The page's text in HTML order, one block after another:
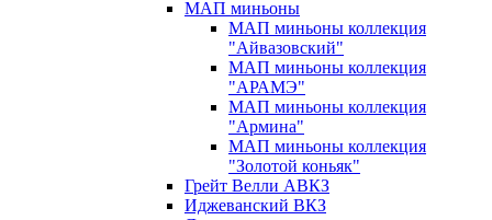
МАП миньоны
МАП миньоны коллекция
"Айвазовский"
МАП миньоны коллекция
"АРАМЭ"
МАП миньоны коллекция
"Армина"
МАП миньоны коллекция
"Золотой коньяк"
Грейт Велли АВКЗ
Иджеванский ВКЗ